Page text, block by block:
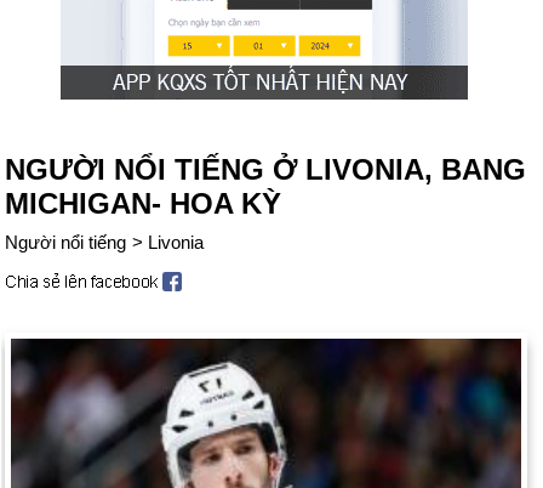
NGƯỜI NỔI TIẾNG Ở LIVONIA, BANG
MICHIGAN- HOA KỲ
Người nổi tiếng > Livonia